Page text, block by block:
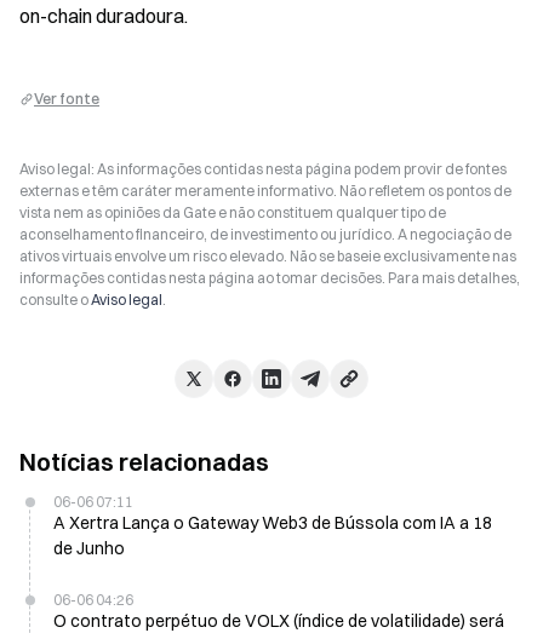
on-chain duradoura.
Ver fonte
Aviso legal: As informações contidas nesta página podem provir de fontes
externas e têm caráter meramente informativo. Não refletem os pontos de
vista nem as opiniões da Gate e não constituem qualquer tipo de
aconselhamento financeiro, de investimento ou jurídico. A negociação de
ativos virtuais envolve um risco elevado. Não se baseie exclusivamente nas
informações contidas nesta página ao tomar decisões. Para mais detalhes,
consulte oAviso legal.
Notícias relacionadas
06-06 07:11
A Xertra Lança o Gateway Web3 de Bússola com IA a 18
de Junho
06-06 04:26
O contrato perpétuo de VOLX (índice de volatilidade) será